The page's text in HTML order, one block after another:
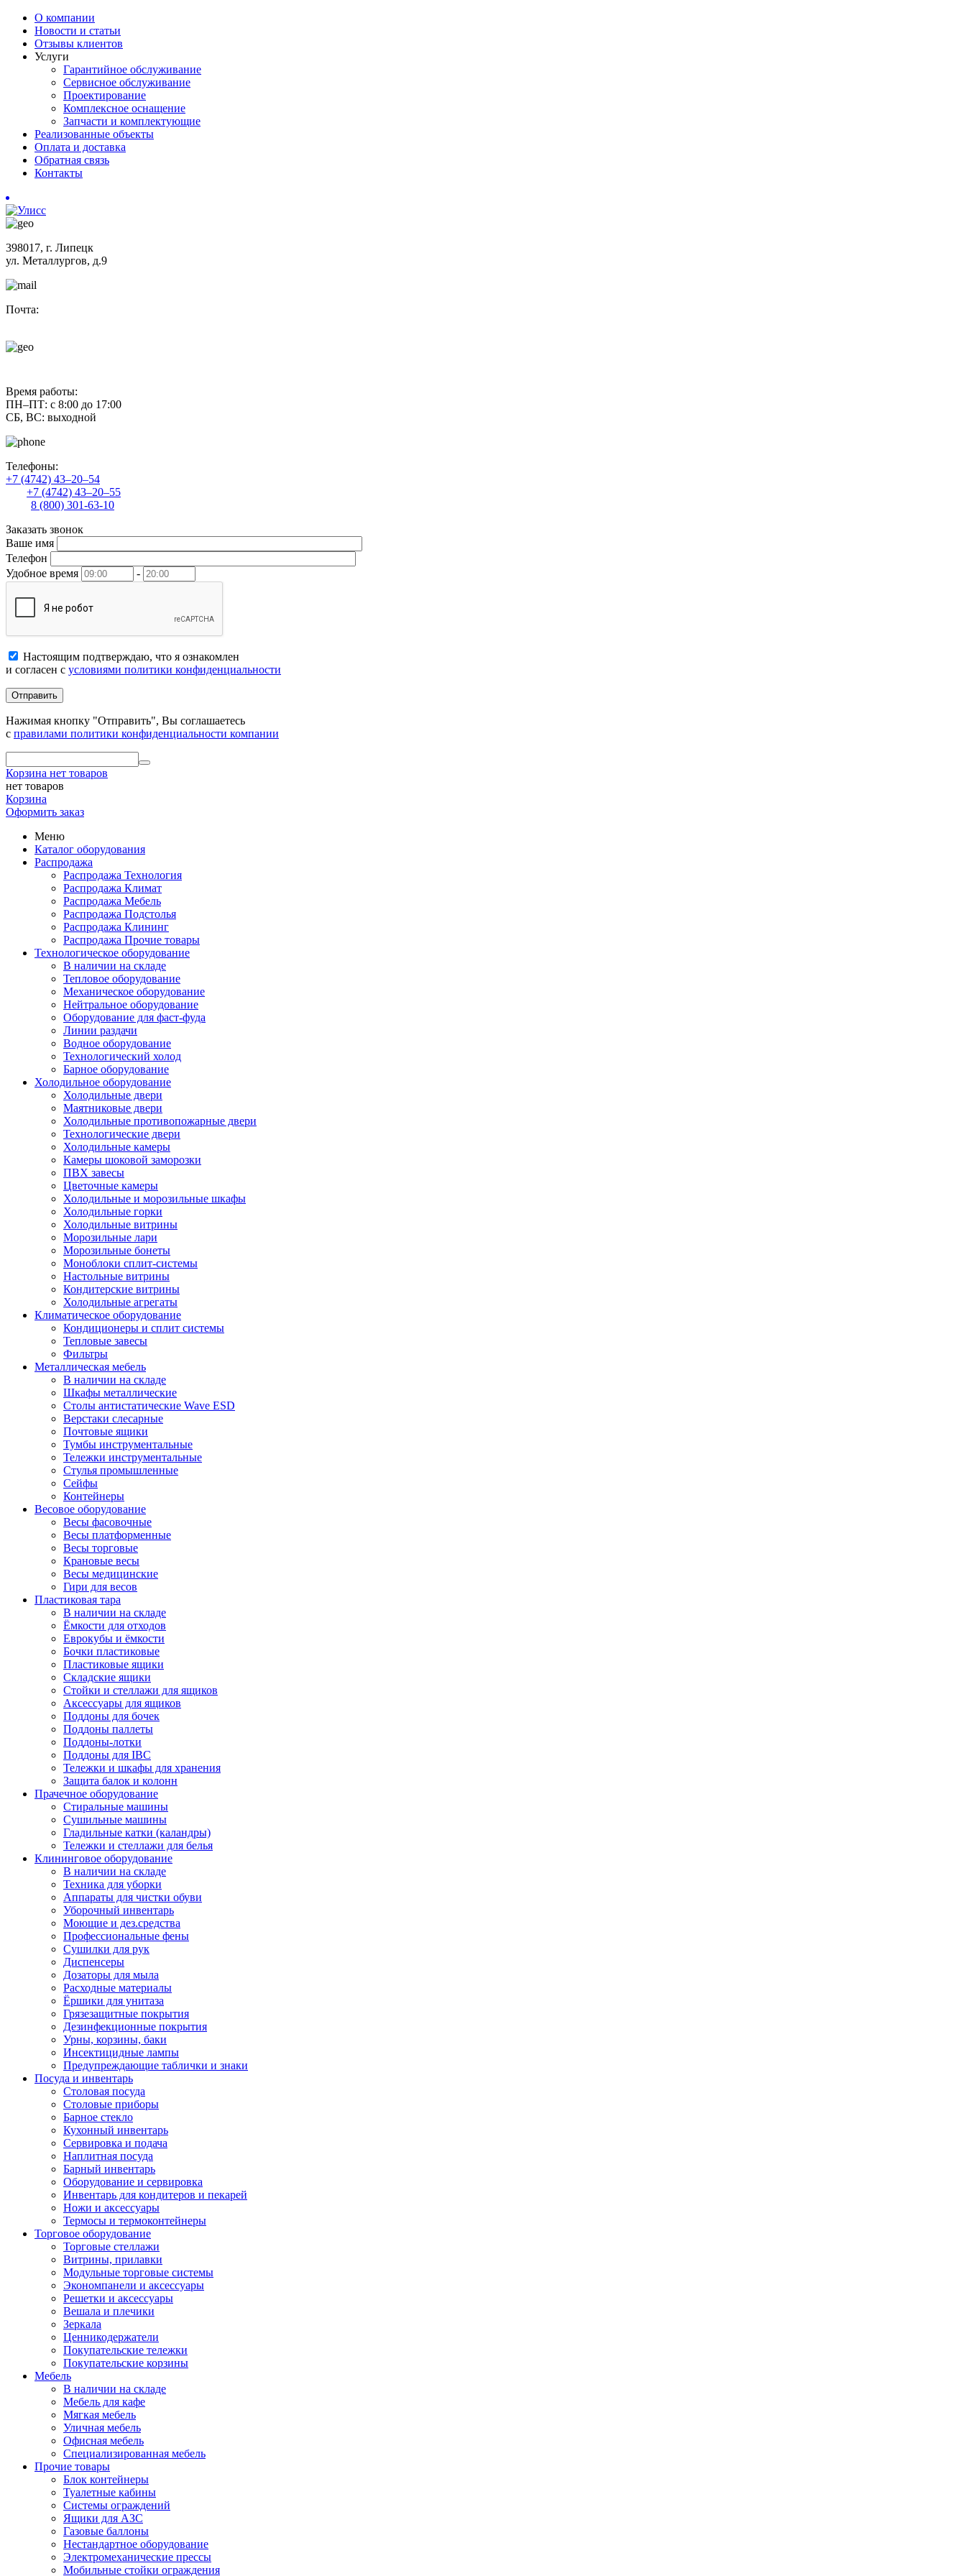
О компании
Новости и статьи
Отзывы клиентов
Услуги
Гарантийное обслуживание
Сервисное обслуживание
Проектирование
Комплексное оснащение
Запчасти и комплектующие
Реализованные объекты
Оплата и доставка
Обратная связь
Контакты
398017, г. Липецк
ул. Металлургов, д.9
Почта:
Время работы:
ПН–ПТ: с 8:00 до 17:00
СБ, ВС: выходной
Телефоны:
+7 (4742) 43–20–54
+7 (4742) 43–20–55
8 (800) 301-63-10
Заказать звонок
Ваше имя
Телефон
Удобное время
-
Настоящим подтверждаю, что я ознакомлен
и согласен с условиями политики конфиденциальности
Отправить
Нажимая кнопку "Отправить", Вы соглашаетесь
с правилами политики конфиденциальности компании
Корзина нет товаров
нет товаров
Корзина
Оформить заказ
Меню
Каталог оборудования
Распродажа
Распродажа Технология
Распродажа Климат
Распродажа Мебель
Распродажа Подстолья
Распродажа Клининг
Распродажа Прочие товары
Технологическое оборудование
В наличии на складе
Тепловое оборудование
Механическое оборудование
Нейтральное оборудование
Оборудование для фаст-фуда
Линии раздачи
Водное оборудование
Технологический холод
Барное оборудование
Холодильное оборудование
Холодильные двери
Маятниковые двери
Холодильные противопожарные двери
Технологические двери
Холодильные камеры
Камеры шоковой заморозки
ПВХ завесы
Цветочные камеры
Холодильные и морозильные шкафы
Холодильные горки
Холодильные витрины
Морозильные лари
Морозильные бонеты
Моноблоки сплит-системы
Настольные витрины
Кондитерские витрины
Холодильные агрегаты
Климатическое оборудование
Кондиционеры и сплит системы
Тепловые завесы
Фильтры
Металлическая мебель
В наличии на складе
Шкафы металлические
Столы антистатические Wave ESD
Верстаки слесарные
Почтовые ящики
Тумбы инструментальные
Тележки инструментальные
Стулья промышленные
Сейфы
Контейнеры
Весовое оборудование
Весы фасовочные
Весы платформенные
Весы торговые
Крановые весы
Весы медицинские
Гири для весов
Пластиковая тара
В наличии на складе
Ёмкости для отходов
Еврокубы и ёмкости
Бочки пластиковые
Пластиковые ящики
Складские ящики
Стойки и стеллажи для ящиков
Аксессуары для ящиков
Поддоны для бочек
Поддоны паллеты
Поддоны-лотки
Поддоны для IBC
Тележки и шкафы для хранения
Защита балок и колонн
Прачечное оборудование
Стиральные машины
Сушильные машины
Гладильные катки (каландры)
Тележки и стеллажи для белья
Клининговое оборудование
В наличии на складе
Техника для уборки
Аппараты для чистки обуви
Уборочный инвентарь
Моющие и дез.средства
Профессиональные фены
Сушилки для рук
Диспенсеры
Дозаторы для мыла
Расходные материалы
Ёршики для унитаза
Грязезащитные покрытия
Дезинфекционные покрытия
Урны, корзины, баки
Инсектицидные лампы
Предупреждающие таблички и знаки
Посуда и инвентарь
Столовая посуда
Столовые приборы
Барное стекло
Кухонный инвентарь
Сервировка и подача
Наплитная посуда
Барный инвентарь
Оборудование и сервировка
Инвентарь для кондитеров и пекарей
Ножи и аксессуары
Термосы и термоконтейнеры
Торговое оборудование
Торговые стеллажи
Витрины, прилавки
Модульные торговые системы
Экономпанели и аксессуары
Решетки и аксессуары
Вешала и плечики
Зеркала
Ценникодержатели
Покупательские тележки
Покупательские корзины
Мебель
В наличии на складе
Мебель для кафе
Мягкая мебель
Уличная мебель
Офисная мебель
Специализированная мебель
Прочие товары
Блок контейнеры
Туалетные кабины
Системы ограждений
Ящики для АЗС
Газовые баллоны
Нестандартное оборудование
Электромеханические прессы
Мобильные стойки ограждения